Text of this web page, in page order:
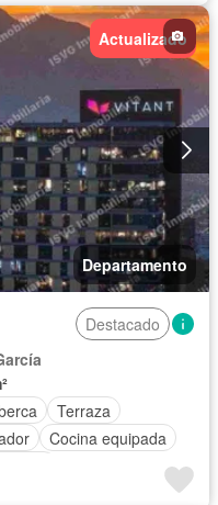
Elevador
Jardín
Seguridad
Vista panorámica
Wifi
Permite niños
Actualizado
Departamento
Destacado
Terraza
Cocina equipada